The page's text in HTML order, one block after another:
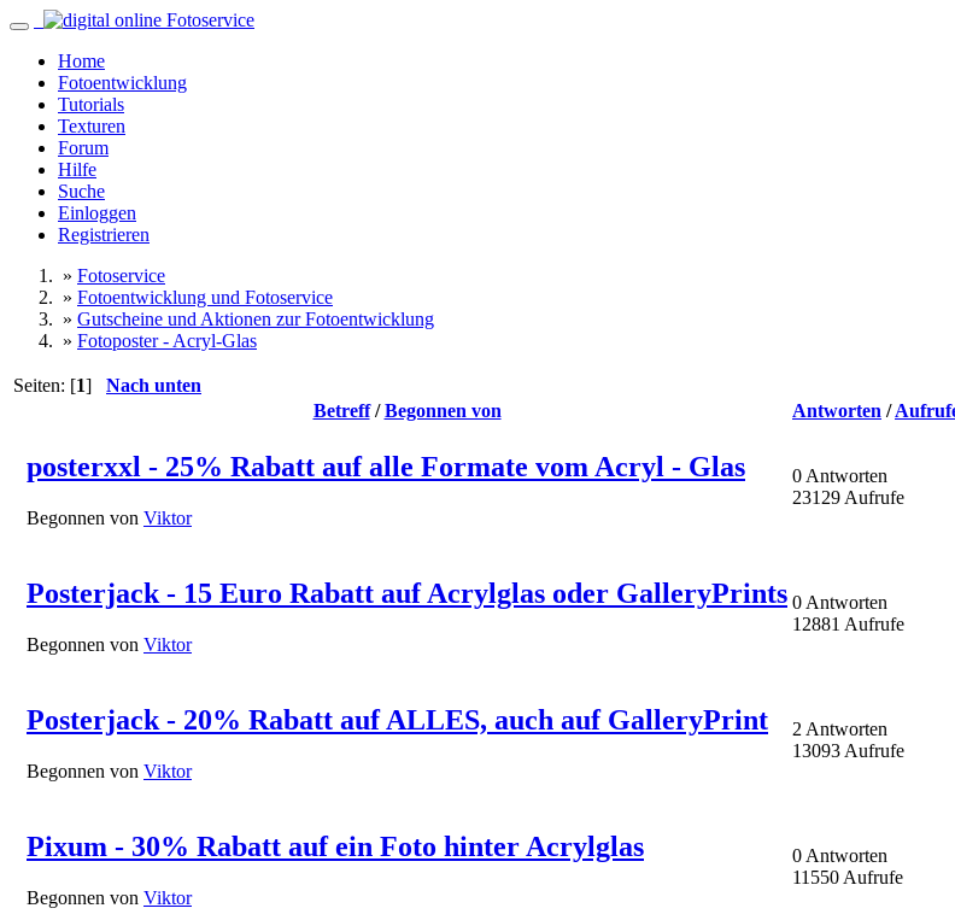
Home
Fotoentwicklung
Tutorials
Texturen
Forum
Hilfe
Suche
Einloggen
Registrieren
» Fotoservice
» Fotoentwicklung und Fotoservice
» Gutscheine und Aktionen zur Fotoentwicklung
» Fotoposter - Acryl-Glas
Seiten: [1] Nach unten
Betreff/Begonnen von Antworten /
posterxxl - 25% Rabatt auf alle Formate vom Acryl - Glas
Begonnen von Viktor
0 Antworten
23129 Aufrufe
Posterjack - 15 Euro Rabatt auf Acrylglas oder GalleryPrints
Begonnen von Viktor
0 Antworten
12881 Aufrufe
Posterjack - 20% Rabatt auf ALLES, auch auf GalleryPrint
Begonnen von Viktor
2 Antworten
13093 Aufrufe
Pixum - 30% Rabatt auf ein Foto hinter Acrylglas
Begonnen von Viktor
0 Antworten
11550 Aufrufe